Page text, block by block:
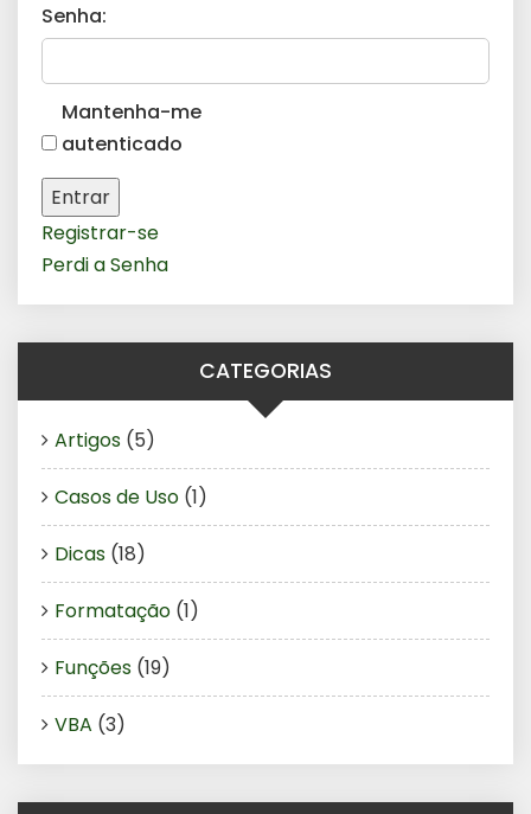
Senha:
Mantenha-me
autenticado
Entrar
Registrar-se
Perdi a Senha
CATEGORIAS
Artigos (5)
Casos de Uso (1)
Dicas (18)
Formatação (1)
Funções (19)
VBA (3)